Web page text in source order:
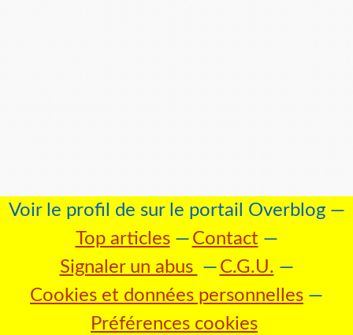
Voir le profil de sur le portail Overblog
Top articles
Contact
Signaler un abus
C.G.U.
Cookies et données personnelles
Préférences cookies